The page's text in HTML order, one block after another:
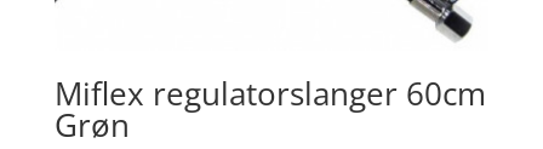
Miflex regulatorslanger 60cm
Grøn